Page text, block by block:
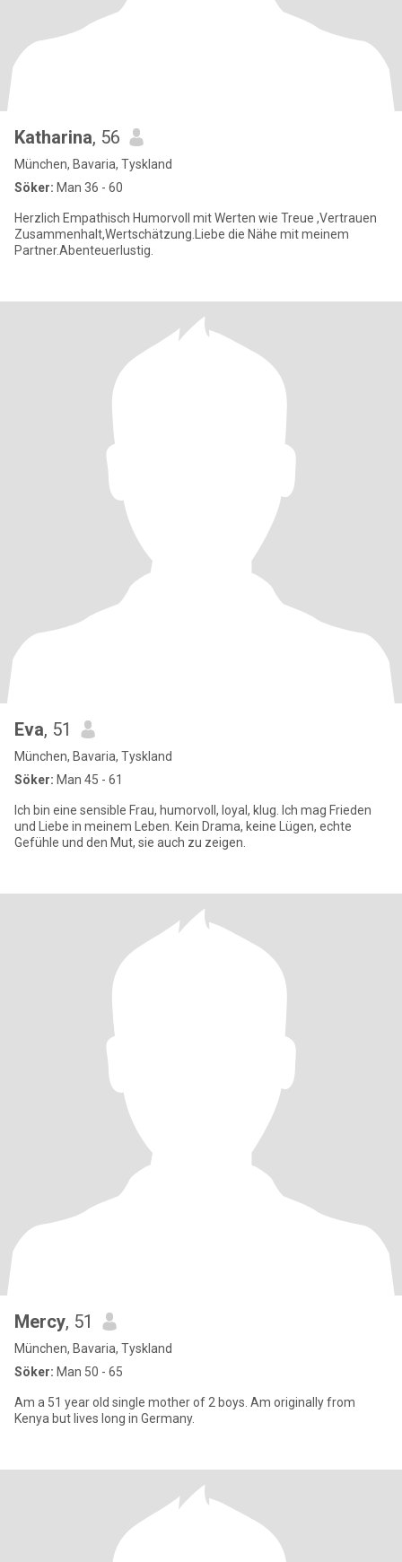
Katharina, 56
München, Bavaria, Tyskland
Söker: Man 36 - 60
Herzlich Empathisch Humorvoll mit Werten wie Treue ,Vertrauen
Zusammenhalt,Wertschätzung.Liebe die Nähe mit meinem
Partner.Abenteuerlustig.
Eva, 51
München, Bavaria, Tyskland
Söker: Man 45 - 61
Ich bin eine sensible Frau, humorvoll, loyal, klug. Ich mag Frieden
und Liebe in meinem Leben. Kein Drama, keine Lügen, echte
Gefühle und den Mut, sie auch zu zeigen.
Mercy, 51
München, Bavaria, Tyskland
Söker: Man 50 - 65
Am a 51 year old single mother of 2 boys. Am originally from
Kenya but lives long in Germany.